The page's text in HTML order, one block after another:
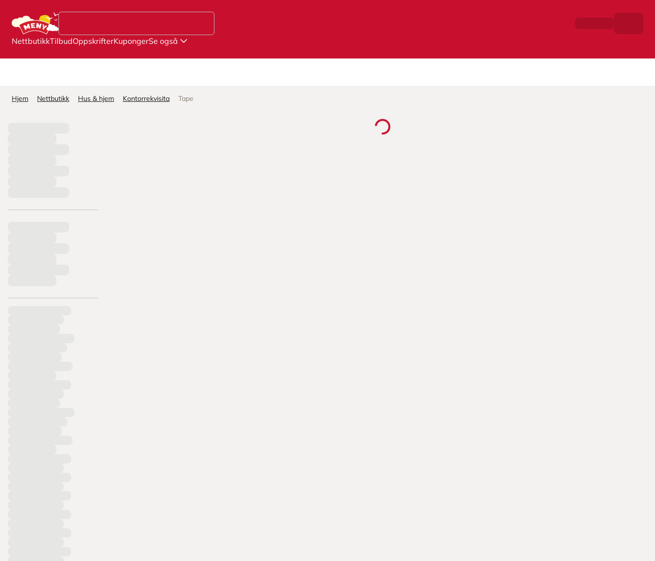
NettbutikkTilbudOppskrifterKupongerSe også
Hjem Nettbutikk Hus & hjem Kontorrekvisita Tape